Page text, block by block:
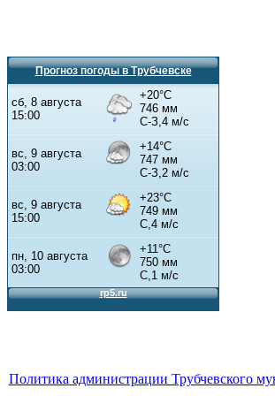
Прогноз погоды в Трубчевске
Политика администрации Трубчевского